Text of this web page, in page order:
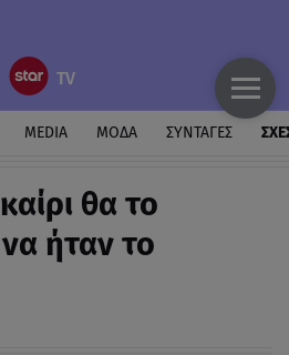
MEDIA ΜΟΔΑ ΣΥΝΤΑΓΕΣ
θα το
ήταν το